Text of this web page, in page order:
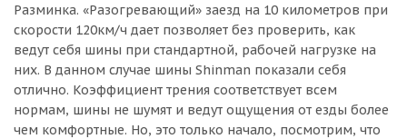
Разминка. «Разогревающий» заезд на 10 километров при
скорости 120км/ч дает позволяет без проверить, как
ведут себя шины при стандартной, рабочей нагрузке на
них. В данном случае шины Shinman показали себя
отлично. Коэффициент трения соответствует всем
нормам, шины не шумят и ведут ощущения от езды более
чем комфортные. Но, это только начало, посмотрим, что